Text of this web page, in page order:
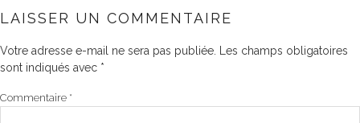
LAISSER UN COMMENTAIRE
Votre adresse e-mail ne sera pas publiée.
Les champs obligatoires
sont indiqués avec *
Commentaire *